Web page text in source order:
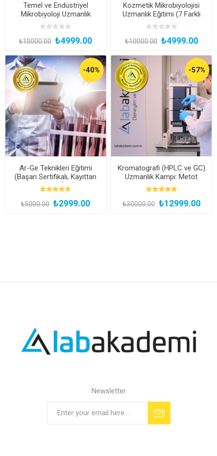
Temel ve Endüstriyel
Mikrobiyoloji Uzmanlık
Eğitimi (Yüz Yüze Bireysel
Uygulamalı veya Hibrit
Katılım)
₺10000.00 ₺4999.00
Kozmetik Mikrobiyolojisi
Uzmanlık Eğitimi (7 Farklı
ISO Yöntemiyle Yüz Yüze
Bireysel Uygulamalı veya
Hibrit)
₺10000.00 ₺4999.00
-40%
Ar-Ge Teknikleri Eğitimi
(Başarı Sertifikalı, Kayıttan
Hemen İzle)
₺5000.00 ₺2999.00
-57%
Kromatografi (HPLC ve GC)
Uzmanlık Kampı: Metot
Geliştirmeden Validasyona
Uygulamalı Kariyer Programı
(Yüz Yüze Bireysel
₺30000.00 ₺12999.00
Newsletter